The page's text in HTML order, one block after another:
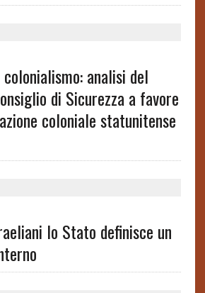
colonialismo: analisi del
di Sicurezza a favore
coloniale statunitense
lo Stato definisce un